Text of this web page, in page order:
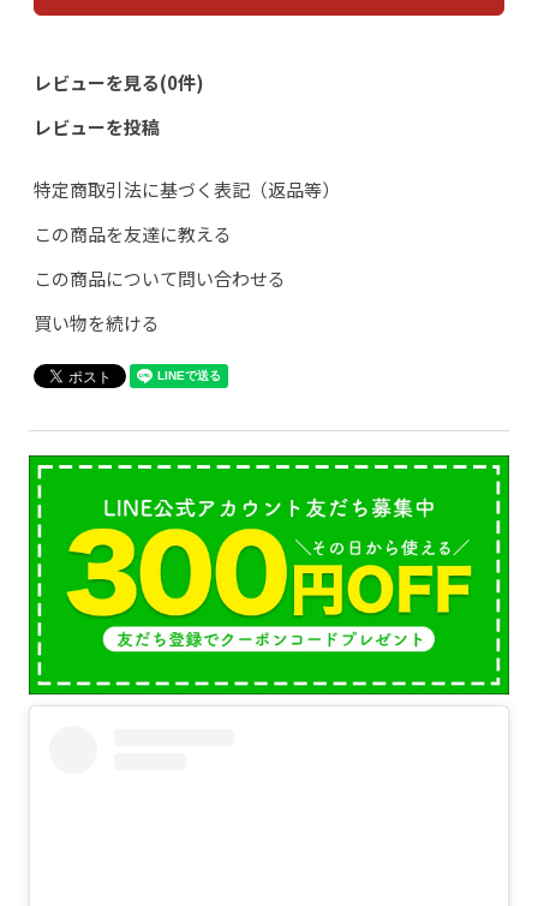
レビューを見る(0件)
レビューを投稿
特定商取引法に基づく表記（返品等）
この商品を友達に教える
この商品について問い合わせる
買い物を続ける